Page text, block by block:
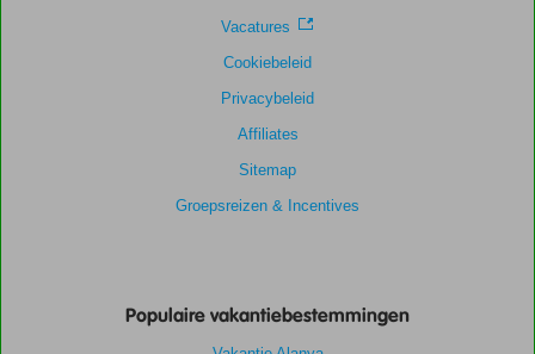
Vacatures
Cookiebeleid
Privacybeleid
Affiliates
Sitemap
Groepsreizen & Incentives
Populaire vakantiebestemmingen